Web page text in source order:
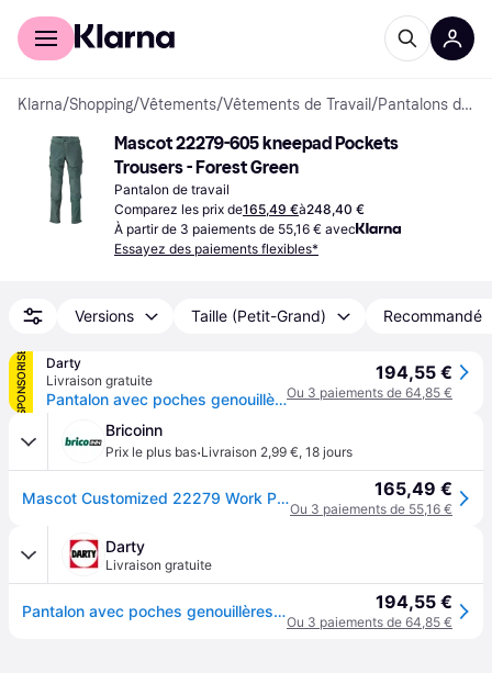
Acheter avec Klarna
Klarna/Shopping/Vêtements/Vêtements de Travail / Pantalons de travail
Mascot 22279-605 kneepad Pockets
Trousers - Forest Green
Pantalon de travail
Comparez les prix de165,49 €à248,40 €
À partir de 3 paiements de 55,16 € avec
Essayez des paiements flexibles*
Versions Taille (Petit-Grand) Recommandé
SPONSORISÉ
Darty
Livraison gratuite
Pantalon avec poches genouillères Ultimate - Léger et hydrofuge - 22279-605-Vert Forêt-40
194,55 €
Ou 3 paiements de 64,85 €
Bricoinn
Prix le plus bas·Livraison 2,99 €, 18 jours
Mascot Customized 22279 Work Pants Vert 44 / 32 Homme 165,49 €
Ou 3 paiements de 55,16 €
Darty
Livraison gratuite
Pantalon avec poches genouillères Ultimate - Léger et hydrofuge - 22279-605-Vert Forêt-40 194,55 €
Ou 3 paiements de 64,85 €